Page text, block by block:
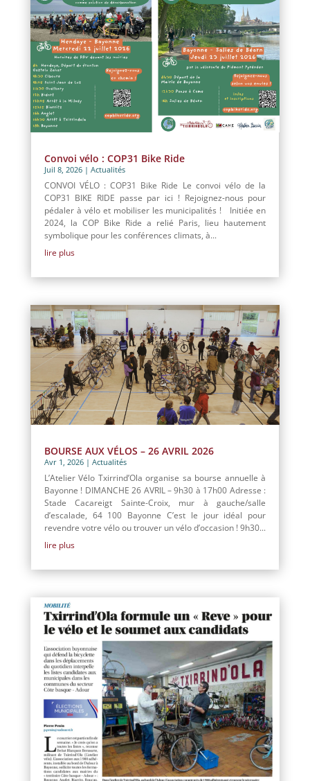
Convoi vélo : COP31 Bike Ride
Juil 8, 2026| Actualités
CONVOI VÉLO : COP31 Bike Ride Le convoi vélo de la
COP31 BIKE RIDE passe par ici ! Rejoignez-nous pour
pédaler à vélo et mobiliser les municipalités ! Initiée en
2024, la COP Bike Ride a relié Paris, lieu hautement
symbolique pour les conférences climats, à...
lire plus
BOURSE AUX VÉLOS – 26 AVRIL 2026
Avr 1, 2026| Actualités
L’Atelier Vélo Txirrind’Ola organise sa bourse annuelle à
Bayonne ! DIMANCHE 26 AVRIL – 9h30 à 17h00 Adresse :
Stade Cacareigt Sainte-Croix, mur à gauche/salle
d’escalade, 64 100 Bayonne C’est le jour idéal pour
revendre votre vélo ou trouver un vélo d’occasion ! 9h30...
lire plus